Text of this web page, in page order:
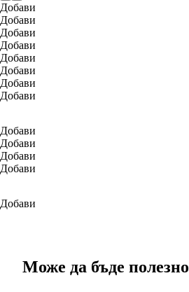
Добави
Добави
Добави
Добави
Добави
Добави
Добави
Добави
Добави
Добави
Добави
Добави
Добави
Може да бъде полезно